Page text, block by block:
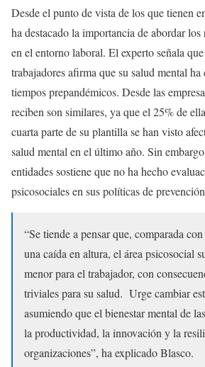
Desde el punto de vista de los que tienen
ha destacado la importancia de abordar los
en el entorno laboral. El experto señala
trabajadores afirma que su salud mental ha
tiempos prepandémicos. Desde las
reciben son similares, ya que el 25% de
cuarta parte de su plantilla se han visto
salud mental en el último año. Sin
entidades sostiene que no ha hecho
psicosociales en sus políticas de
“Se tiende a pensar que, comparada
una caída en altura, el área psicosocial
menor para el trabajador, con
triviales para su salud. Urge cambiar
asumiendo que el bienestar mental de
la productividad, la innovación y la
organizaciones”, ha explicado Blasco.